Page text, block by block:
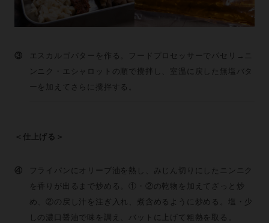
③
エスカルゴバターを作る。フードプロセッサーでパセリ→ニ
ンニク・エシャロットの順で攪拌し、室温に戻した無塩バタ
ーを加えてさらに攪拌する。
＜仕上げる＞
④
フライパンにオリーブ油を熱し、みじん切りにしたニンニク
を香りが出るまで炒める。①・②の乾物を加えてざっと炒
め、②の戻し汁を注ぎ入れ、煮含めるように炒める。塩・少
しの濃口醤油で味を調え、バットに上げて粗熱を取る。